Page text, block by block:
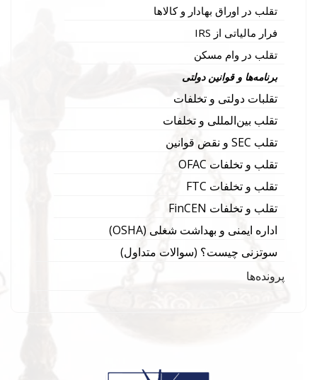
تقلب در اوراق بهادار و کالاها
فرار مالیاتی از IRS
تقلب در وام مسکن
برنامه‌ها و قوانین دولتی
تقلبات دولتی و تخلفات
تقلب بین‌المللی و تخلفات
تقلب SEC و نقض قوانین
تقلب و تخلفات OFAC
تقلب و تخلفات FTC
تقلب و تخلفات FinCEN
اداره ایمنی و بهداشت شغلی (OSHA)
سوتزنی چیست؟ (سوالات متداول)
پرونده‌ها